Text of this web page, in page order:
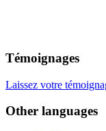
Témoignages
Laissez votre
Other languages